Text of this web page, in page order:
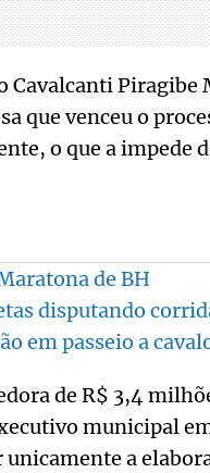
Piragibe
que venceu o
o que a impede
de BH
disputando
em passeio a
de R$ 3,4
municipal
a